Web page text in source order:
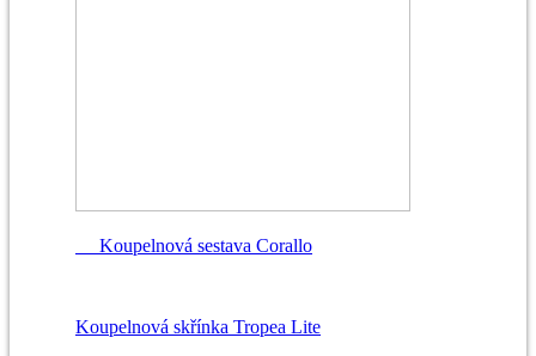
Koupelnová sestava Corallo
Koupelnová skřínka Tropea Lite